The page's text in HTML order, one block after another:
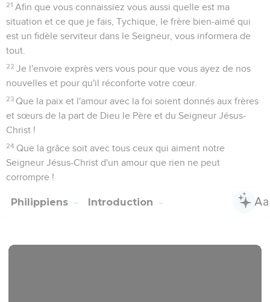
21 Afin que vous connaissiez vous aussi quelle est ma
situation et ce que je fais, Tychique, le frère bien-aimé qui
est un fidèle serviteur dans le Seigneur, vous informera de
tout.
22 Je l'envoie exprès vers vous pour que vous ayez de nos
nouvelles et pour qu'il réconforte votre cœur.
23 Que la paix et l'amour avec la foi soient donnés aux frères
et sœurs de la part de Dieu le Père et du Seigneur Jésus-
Christ !
24 Que la grâce soit avec tous ceux qui aiment notre
Seigneur Jésus-Christ d'un amour que rien ne peut
corrompre !
Philippiens Introduction